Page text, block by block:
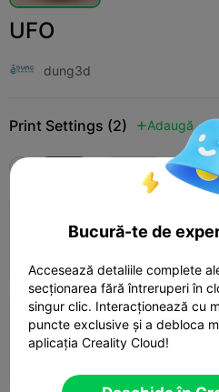
UFO
dung3d
Print Settings (2)  Adaugă
K2 Plus K2 Pro
0.2mm layer, 2
0.2mm layer, 2
Bucură-te de
Accesează detaliile complete
secționarea fără întreruperi în
singur clic. Interacționează cu
puncte exclusive și a debloca
aplicația Creality Cloud!